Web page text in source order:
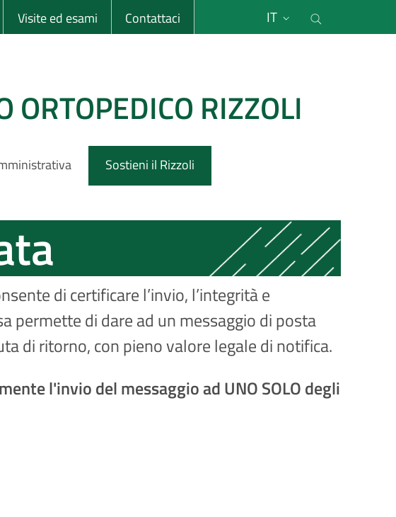
Visite ed esami Contattaci IT
ORTOPEDICO RIZZOLI
Sostieni il Rizzoli
di certificare l’invio, l’integrità e
permette di dare ad un messaggio di posta
di ritorno, con pieno valore legale di notifica.
l'invio del messaggio ad UNO SOLO degli